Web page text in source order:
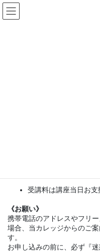
コ
ン
ナ
ビ
受講料は講座当日お支
《お願い》
携帯電話のアドレスやフリ
場合、当カレッジからのご
す。
お申し込みの前に、必ず『